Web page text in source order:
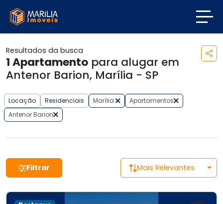
Resultados da busca
1Apartamento para alugar em
Antenor Barion, Marília - SP
Locação Residenciais Marília
Apartamentos
Antenor Barion
Filtrar Mais Relevantes